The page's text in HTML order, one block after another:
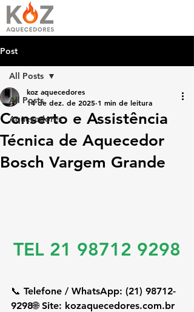
Post
All Posts
Aquecedores
All Posts
Conserto e Assistência
Técnica de Aquecedor
Bosch Vargem Grande
koz aquecedores
14 de dez. de 2025 1 min de leitura
TEL 21 98712 9298
📞 Telefone / WhatsApp: (21) 98712-
9298🌐 Site: kozaquecedores.com.br